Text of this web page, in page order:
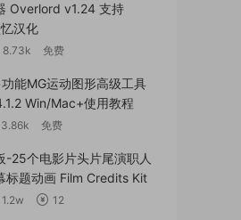
Overlord v1.24 支持
汉化
8.73k 免费
能MG运动图形高级工具
Win/Mac+使用教程
3.86k 免费
-25个电影片头片尾演职人
标题动画 Film Credits Kit
1.2w 12